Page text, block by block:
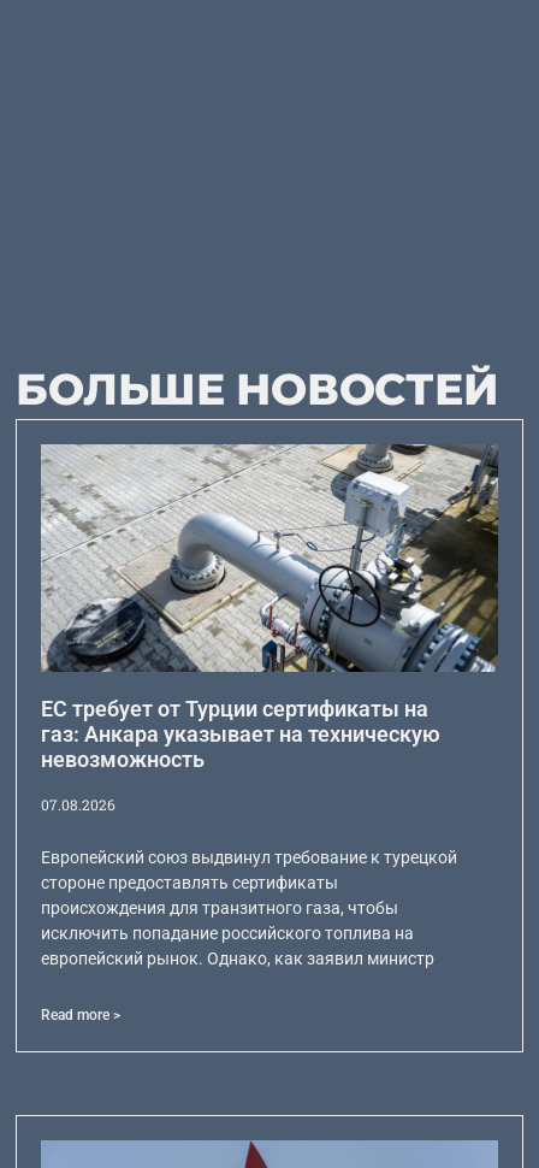
БОЛЬШЕ НОВОСТЕЙ
ЕС требует от Турции сертификаты на
газ: Анкара указывает на техническую
невозможность
07.08.2026
Европейский союз выдвинул требование к турецкой
стороне предоставлять сертификаты
происхождения для транзитного газа, чтобы
исключить попадание российского топлива на
европейский рынок. Однако, как заявил министр
Read more >